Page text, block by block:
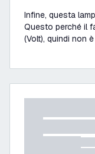
Infine, questa
Questo perché il
(Volt), quindi non